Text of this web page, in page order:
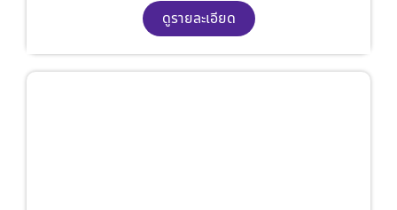
ดูรายละเอียด